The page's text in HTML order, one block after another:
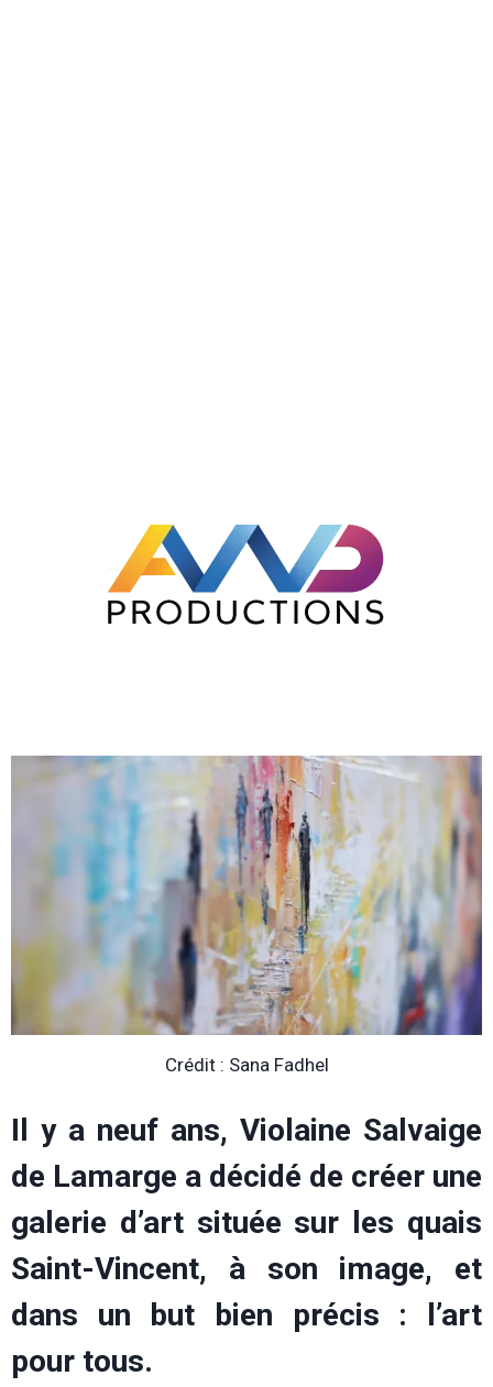
Crédit : Sana Fadhel
Il y a neuf ans, Violaine Salvaige
de Lamarge a décidé de créer une
galerie d’art située sur les quais
Saint-Vincent, à son image, et
dans un but bien précis : l’art
pour tous.